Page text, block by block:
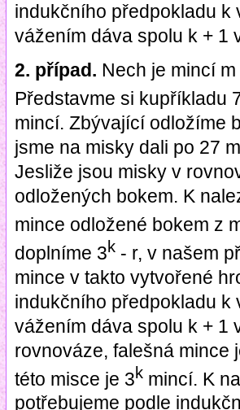
indukčního předpokladu
vážením dáva spolu k + 1
2. případ. Nech je mincí m
Představme si kupříkladu
mincí. Zbývající odložíme
jsme na misky dali po 27
Jesliže jsou misky v
odložených bokem. K
mince odložené bokem z
doplníme 3k - r, v našem
mince v takto vytvořené
indukčního předpokladu
vážením dáva spolu k + 1
rovnováze, falešná mince
této misce je 3k mincí. K
potřebujeme podle